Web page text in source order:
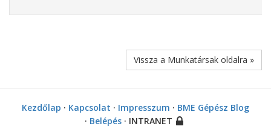
Vissza a Munkatársak oldalra »
Kezdőlap · Kapcsolat · Impresszum · BME Gépész Blog
· Belépés· INTRANET